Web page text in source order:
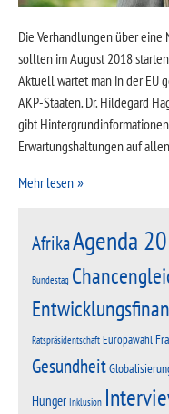
Die Verhandlungen über
sollten im August 2018
Aktuell wartet man in der EU
AKP-Staaten. Dr. Hildegard
gibt
Erwartungshaltungen auf
Mehr lesen
AfrikaAgenda
Bundestag
Ratspräsidentschaft Europawahl
Gesundheit
Hunger Inklusion